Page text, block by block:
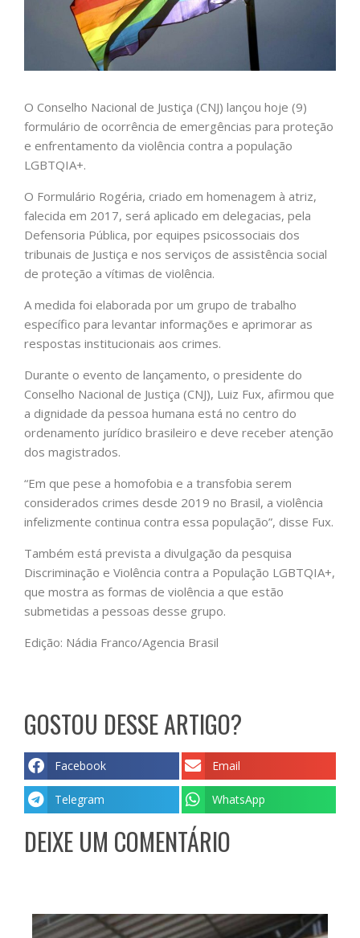
O Conselho Nacional de Justiça (CNJ) lançou hoje (9)
formulário de ocorrência de emergências para proteção
e enfrentamento da violência contra a população
LGBTQIA+.
O Formulário Rogéria, criado em homenagem à atriz,
falecida em 2017, será aplicado em delegacias, pela
Defensoria Pública, por equipes psicossociais dos
tribunais de Justiça e nos serviços de assistência social
de proteção a vítimas de violência.
A medida foi elaborada por um grupo de trabalho
específico para levantar informações e aprimorar as
respostas institucionais aos crimes.
Durante o evento de lançamento, o presidente do
Conselho Nacional de Justiça (CNJ), Luiz Fux, afirmou que
a dignidade da pessoa humana está no centro do
ordenamento jurídico brasileiro e deve receber atenção
dos magistrados.
“Em que pese a homofobia e a transfobia serem
considerados crimes desde 2019 no Brasil, a violência
infelizmente continua contra essa população”, disse Fux.
Também está prevista a divulgação da pesquisa
Discriminação e Violência contra a População LGBTQIA+,
que mostra as formas de violência a que estão
submetidas a pessoas desse grupo.
Edição: Nádia Franco/Agencia Brasil
GOSTOU DESSE ARTIGO?
Facebook Email
Telegram WhatsApp
DEIXE UM COMENTÁRIO